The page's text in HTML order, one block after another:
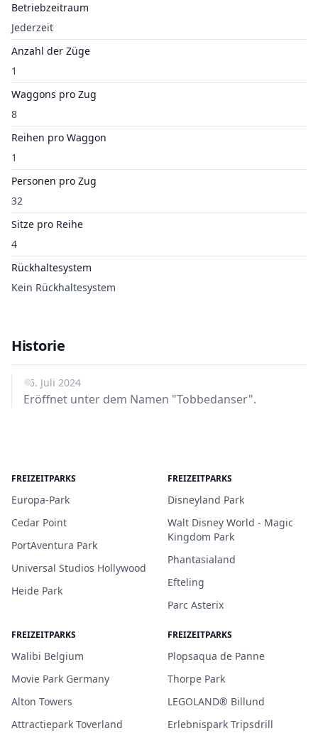
Betriebzeitraum
Jederzeit
Anzahl der Züge
1
Waggons pro Zug
8
Reihen pro Waggon
1
Personen pro Zug
32
Sitze pro Reihe
4
Rückhaltesystem
Kein Rückhaltesystem
Historie
16. Juli 2024
Eröffnet unter dem Namen "Tobbedanser".
FREIZEITPARKS
Europa-Park
Cedar Point
PortAventura Park
Universal Studios Hollywood
Heide Park
FREIZEITPARKS
Disneyland Park
Walt Disney World - Magic
Kingdom Park
Phantasialand
Efteling
Parc Asterix
FREIZEITPARKS
Walibi Belgium
Movie Park Germany
Alton Towers
Attractiepark Toverland
FREIZEITPARKS
Plopsaqua de Panne
Thorpe Park
LEGOLAND® Billund
Erlebnispark Tripsdrill